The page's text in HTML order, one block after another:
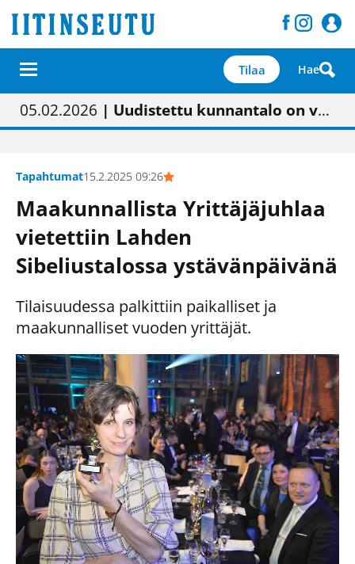
Tilaa Hae
01.02.2026 | Painon vaihtumisen pitäisi näkyä hieman parempana painojäljen laatuna lehdessä
05.02.2026 | Uudistettu kunnantalo on valoisa
23.04.2026 | “Olemme käynnistämässä uudelleen keskustavisiotyön”
09.05.2026| "Maalla on totuttu elämään omavaraisemmin kuin kaupungissa"
Tapahtumat15.2.2025 09:26
Maakunnallista Yrittäjäjuhlaa
vietettiin Lahden
Sibeliustalossa ystävänpäivänä
Tilaisuudessa palkittiin paikalliset ja
maakunnalliset vuoden yrittäjät.